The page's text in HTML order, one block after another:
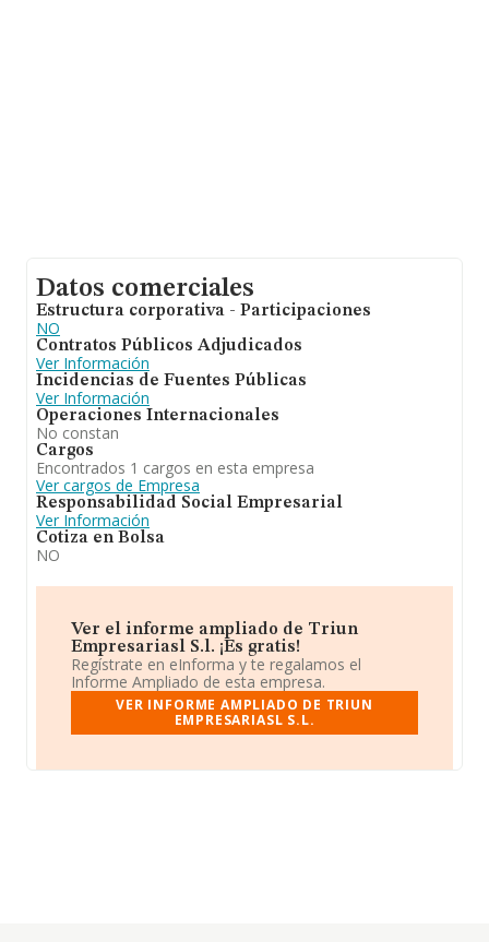
Datos comerciales
Estructura corporativa - Participaciones
NO
Contratos Públicos Adjudicados
Ver Información
Incidencias de Fuentes Públicas
Ver Información
Operaciones Internacionales
No constan
Cargos
Encontrados 1 cargos en esta empresa
Ver cargos de Empresa
Responsabilidad Social Empresarial
Ver Información
Cotiza en Bolsa
NO
Ver el informe ampliado de Triun
Empresariasl S.l. ¡Es gratis!
Regístrate en eInforma y te regalamos el
Informe Ampliado de esta empresa.
VER INFORME AMPLIADO DE TRIUN
EMPRESARIASL S.L.